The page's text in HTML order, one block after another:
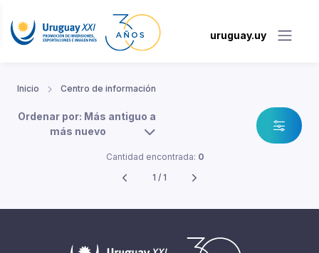
uruguay.uy
Inicio Centro de información
Ordenar por: Más antiguo a
más nuevo
Cantidad encontrada: 0
1 / 1